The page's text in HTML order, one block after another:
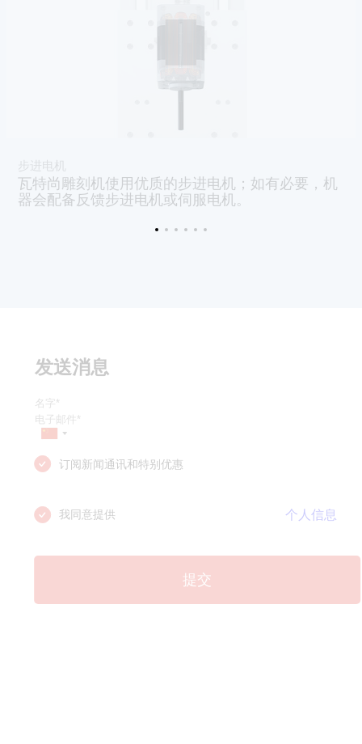
步进电机
瓦特尚雕刻机使用优质的步进电机；如有必要，机
器会配备反馈步进电机或伺服电机。
发送消息
订阅新闻通讯和特别优惠
我同意提供 个人信息